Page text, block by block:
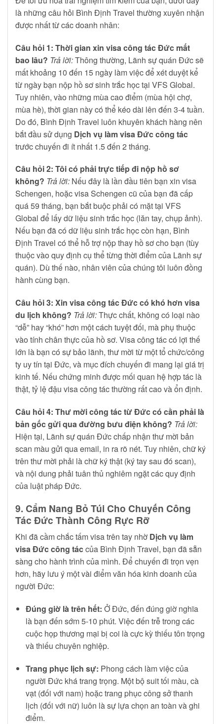
là những câu hỏi Bình Định Travel thường xuyên nhận
được nhất từ các doanh nhân:
Câu hỏi 1: Thời gian xin visa công tác Đức mất
bao lâu? Trả lời:Thông thường, Lãnh sự quán Đức sẽ
mất khoảng 10 đến 15 ngày làm việc để xét duyệt kể
từ ngày bạn nộp hồ sơ sinh trắc học tại VFS Global.
Tuy nhiên, vào những mùa cao điểm (mùa hội chợ,
mùa hè), thời gian này có thể kéo dài lên đến 3-4 tuần.
Do đó, Bình Định Travel luôn khuyên khách hàng nên
bắt đầu sử dụng Dịch vụ làm visa Đức công tác
trước chuyến đi ít nhất 1.5 đến 2 tháng.
Câu hỏi 2: Tôi có phải trực tiếp đi nộp hồ sơ
không? Trả lời: Nếu đây là lần đầu tiên bạn xin visa
Schengen, hoặc visa Schengen cũ của bạn đã cấp
quá 59 tháng, bạn bắt buộc phải có mặt tại VFS
Global để lấy dữ liệu sinh trắc học (lăn tay, chụp ảnh).
Nếu bạn đã có dữ liệu sinh trắc học còn hạn, Bình
Định Travel có thể hỗ trợ nộp thay hồ sơ cho bạn (tùy
thuộc vào quy định cụ thể từng thời điểm của Lãnh sự
quán). Dù thế nào, nhân viên của chúng tôi luôn đồng
hành cùng bạn.
Câu hỏi 3: Xin visa công tác Đức có khó hơn visa
du lịch không? Trả lời:Thực chất, không có loại nào
“dễ” hay “khó” hơn một cách tuyệt đối, mà phụ thuộc
vào tính chân thực của hồ sơ. Visa công tác có lợi thế
lớn là bạn có sự bảo lãnh, thư mời từ một tổ chức/công
ty uy tín tại Đức, và mục đích chuyến đi mang lại giá trị
kinh tế. Nếu chứng minh được mối quan hệ hợp tác là
thật, tỷ lệ đậu visa công tác thường rất cao và ổn định.
Câu hỏi 4: Thư mời công tác từ Đức có cần phải là
bản gốc gửi qua đường bưu điện không? Trả lời:
Hiện tại, Lãnh sự quán Đức chấp nhận thư mời bản
scan màu gửi qua email, in ra rõ nét. Tuy nhiên, chữ ký
trên thư mời phải là chữ ký thật (ký tay sau đó scan),
và nội dung phải tuân thủ nghiêm ngặt các quy định
của luật pháp Đức.
9. Cẩm Nang Bỏ Túi Cho Chuyến Công
Tác Đức Thành Công Rực Rỡ
Khi đã cầm chắc tấm visa trên tay nhờ Dịch vụ làm
visa Đức công táccủa Bình Định Travel, bạn đã sẵn
sàng cho hành trình của mình. Để chuyến đi trọn vẹn
hơn, hãy lưu ý một vài điểm văn hóa kinh doanh của
người Đức:
Đúng giờ là trên hết: Ở Đức, đến đúng giờ nghĩa
là bạn đến sớm 5-10 phút. Việc đến trễ trong các
cuộc họp thương mại bị coi là cực kỳ thiếu tôn trọng
và thiếu chuyên nghiệp.
Trang phục lịch sự: Phong cách làm việc của
người Đức khá trang trọng. Một bộ suit tối màu, cà
vạt (đối với nam) hoặc trang phục công sở thanh
lịch (đối với nữ) luôn là sự lựa chọn an toàn và ghi
điểm.